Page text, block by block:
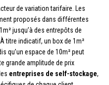
de variation tarifaire. Les
proposés dans différentes
jusqu’à des entrepôts de
titre indicatif, un box de 1m²
qu’un espace de 10m² peut
grande amplitude de prix
entreprises de self-stockage,